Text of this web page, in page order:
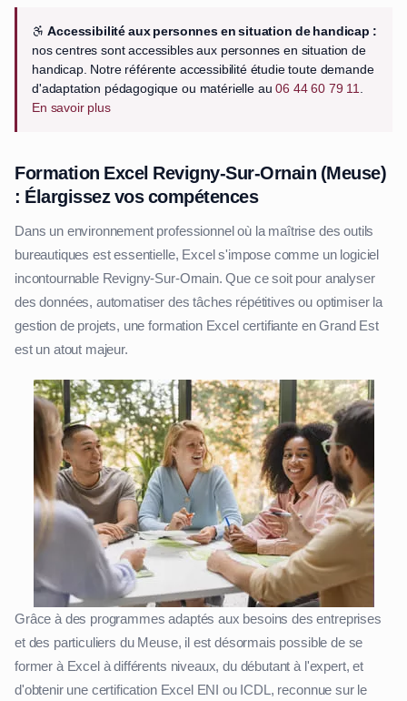
Accessibilité aux personnes en situation de handicap :
nos centres sont accessibles aux personnes en situation de
handicap. Notre référente accessibilité étudie toute demande
d'adaptation pédagogique ou matérielle au06 44 60 79 11.
En savoir plus
Formation Excel Revigny-Sur-Ornain (Meuse)
: Élargissez vos compétences
Dans un environnement professionnel où la maîtrise des outils
bureautiques est essentielle, Excel s'impose comme un logiciel
incontournable Revigny-Sur-Ornain. Que ce soit pour analyser
des données, automatiser des tâches répétitives ou optimiser la
gestion de projets, une formation Excel certifiante en Grand Est
est un atout majeur.
Grâce à des programmes adaptés aux besoins des entreprises
et des particuliers du Meuse, il est désormais possible de se
former à Excel à différents niveaux, du débutant à l'expert, et
d'obtenir une certification Excel ENI ou ICDL, reconnue sur le